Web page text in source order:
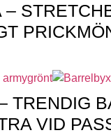
–
TRENDIG
VID